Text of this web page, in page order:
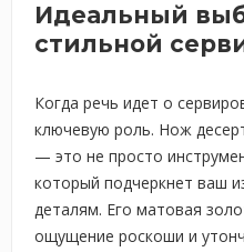
Идеальный
стильной
Когда речь идет о
ключевую роль. Нож
— это не просто
который подчеркнет ваш
деталям. Его матовая
ощущение роскоши и